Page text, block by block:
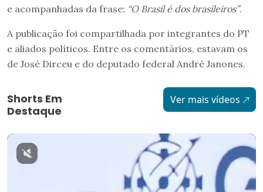
e acompanhadas da frase: “O Brasil é dos brasileiros”.
A publicação foi compartilhada por integrantes do PT
e aliados políticos. Entre os comentários, estavam os
de José Dirceu e do deputado federal André Janones.
Shorts Em
Destaque
Ver mais vídeos